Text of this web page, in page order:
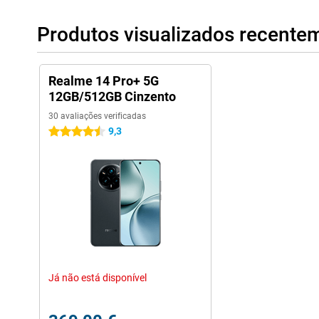
Produtos visualizados
Realme 14 Pro+ 5G
12GB/512GB Cinzento
30 avaliações verificadas
4.5 estrelas 9,3
Já não está disponível